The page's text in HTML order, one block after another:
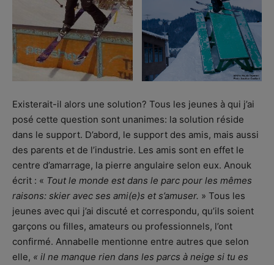
Existerait-il alors une solution? Tous les jeunes à qui j’ai
posé cette question sont unanimes: la solution réside
dans le support. D’abord, le support des amis, mais aussi
des parents et de l’industrie. Les amis sont en effet le
centre d’amarrage, la pierre angulaire selon eux. Anouk
écrit : « Tout le monde est dans le parc pour les mêmes
raisons: skier avec ses ami(e)s et s’amuser. » Tous les
jeunes avec qui j’ai discuté et correspondu, qu’ils soient
garçons ou filles, amateurs ou professionnels, l’ont
confirmé. Annabelle mentionne entre autres que selon
elle, « il ne manque rien dans les parcs à neige si tu es